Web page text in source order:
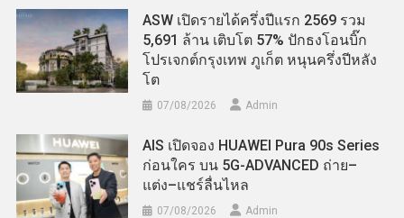
ASW เปิดรายได้ครึ่งปีแรก 2569 รวม
5,691 ล้าน เติบโต 57% ปักธงโอนบิ๊ก
โปรเจกต์กรุงเทพ ภูเก็ต หนุนครึ่งปีหลัง
โต
07/08/2026 Admin
AIS เปิดจอง HUAWEI Pura 90s Series
ก่อนใคร บน 5G-ADVANCED ถ่าย–
แต่ง–แชร์ลื่นไหล
07/08/2026 Admin